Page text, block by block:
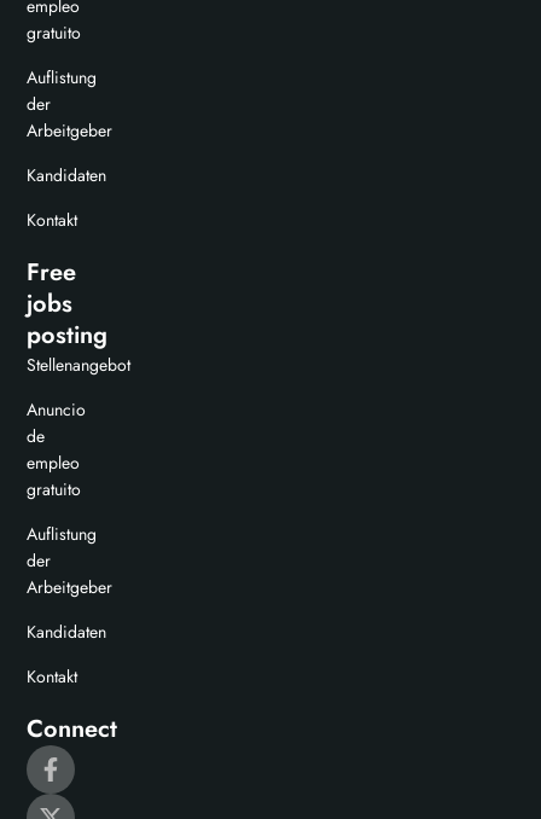
empleo
gratuito
Auflistung
der
Arbeitgeber
Kandidaten
Kontakt
Free
jobs
posting
Stellenangebot
Anuncio
de
empleo
gratuito
Auflistung
der
Arbeitgeber
Kandidaten
Kontakt
Connect